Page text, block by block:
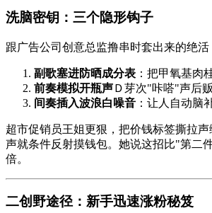
洗脑密钥：三个隐形钩子
跟广告公司创意总监撸串时套出来的绝活
副歌塞进防晒成分表 ：把甲氧基肉
前奏模拟开瓶声Ｄ芽次"咔嗒"声后
间奏插入波浪白噪音 ：让人自动脑
超市促销员王姐更狠，把价钱标签撕拉
声就条件反射摸钱包。她说这招比"第二
倍。
二创野途径：新手迅速涨粉秘笈